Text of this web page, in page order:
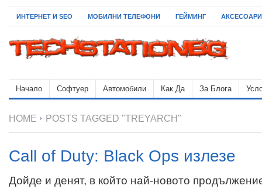
ИНТЕРНЕТ И SEO МОБИЛНИ ТЕЛЕФОНИ ГЕЙМИНГ АКСЕСОАРИ
Начало Софтуер Автомобили Как Да За Блога
HOME POSTS TAGGED "TREYARCH"
Call of Duty: Black Ops излезе
Дойде и денят, в който най-новото